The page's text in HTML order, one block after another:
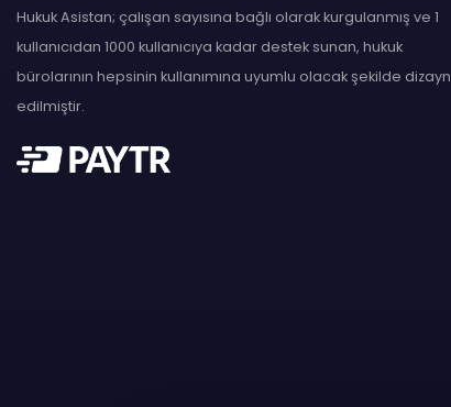
Hukuk Asistan; çalışan sayısına bağlı olarak kurgulanmış ve 1
kullanıcıdan 1000 kullanıcıya kadar destek sunan, hukuk
bürolarının hepsinin kullanımına uyumlu olacak şekilde dizayn
edilmiştir.